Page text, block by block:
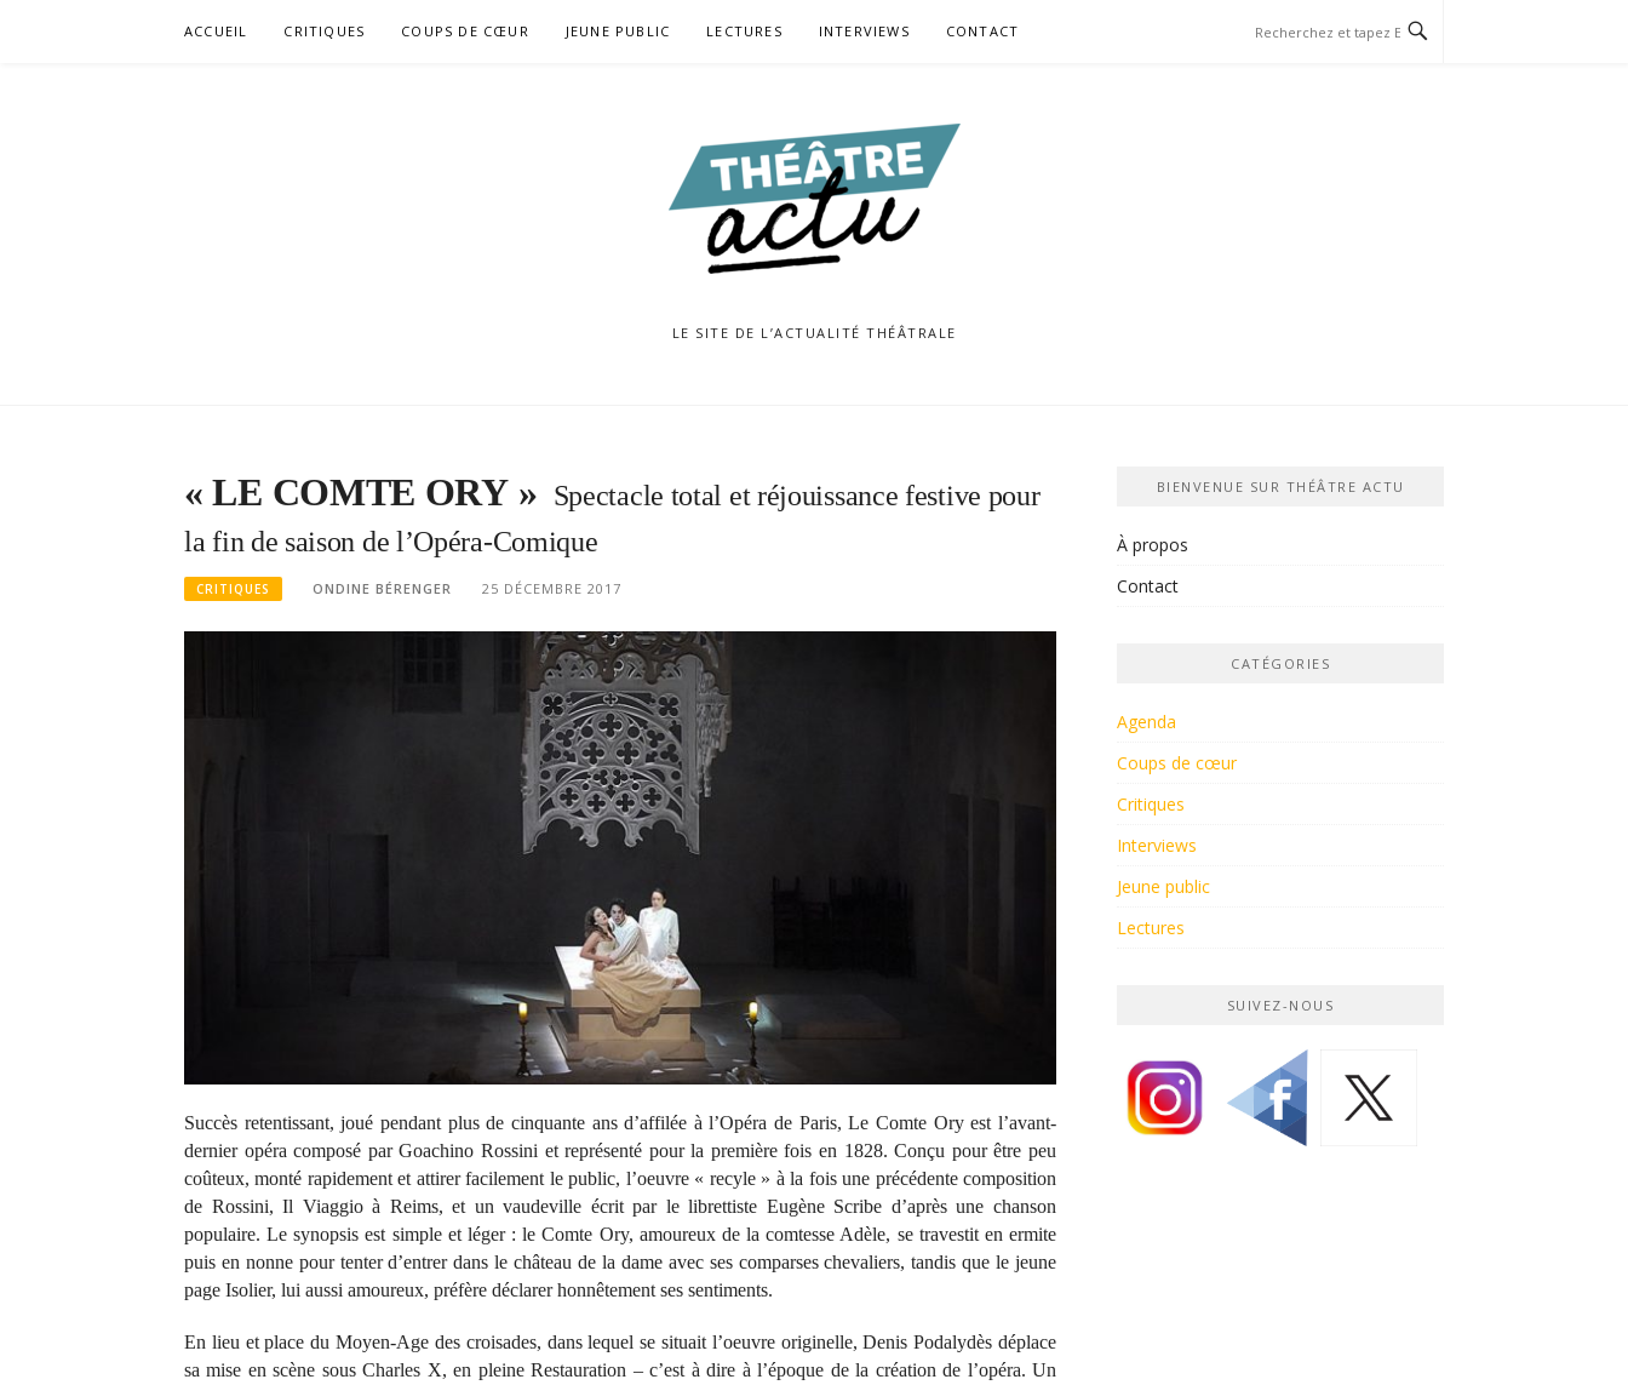
ACCUEIL CRITIQUES COUPS DE CŒUR JEUNE PUBLIC LECTURES INTERVIEWS CONTACT
LE SITE DE L’ACTUALITÉ THÉÂTRALE
« LE COMTE ORY » Spectacle total et réjouissance festive pour
la fin de saison de l’Opéra-Comique
CRITIQUES ONDINE BÉRENGER 25 DÉCEMBRE 2017
Succès retentissant, joué pendant plus de cinquante ans d’affilée à l’Opéra de Paris, Le Comte Ory est l’avant-
dernier opéra composé par Goachino Rossini et représenté pour la première fois en 1828. Conçu pour être peu
coûteux, monté rapidement et attirer facilement le public, l’oeuvre « recyle » à la fois une précédente composition
de Rossini, Il Viaggio à Reims, et un vaudeville écrit par le librettiste Eugène Scribe d’après une chanson
populaire. Le synopsis est simple et léger : le Comte Ory, amoureux de la comtesse Adèle, se travestit en ermite
puis en nonne pour tenter d’entrer dans le château de la dame avec ses comparses chevaliers, tandis que le jeune
page Isolier, lui aussi amoureux, préfère déclarer honnêtement ses sentiments.
En lieu et place du Moyen-Age des croisades, dans lequel se situait l’oeuvre originelle, Denis Podalydès déplace
sa mise en scène sous Charles X, en pleine Restauration – c’est à dire à l’époque de la création de l’opéra. Un
BIENVENUE SUR THÉÂTRE ACTU
À propos
Contact
CATÉGORIES
Agenda
Coups de cœur
Critiques
Interviews
Jeune public
Lectures
SUIVEZ-NOUS